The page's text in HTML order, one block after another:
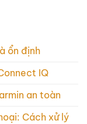
ổn định
IQ
an toàn
Cách xử lý